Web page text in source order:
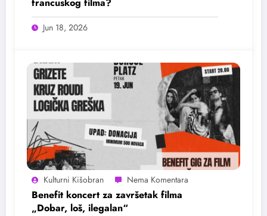
francuskog filma?
Jun 18, 2026
Kulturni Kišobran
Benefit koncert za završetak filma
„Dobar, loš, ilegalan“